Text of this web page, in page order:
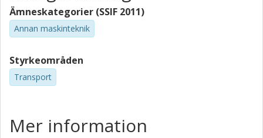
Ämneskategorier (SSIF 2011)
Annan maskinteknik
Styrkeområden
Transport
Mer information